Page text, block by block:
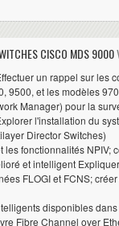
CISCO MDS 9000
un rappel sur les
9500, et les modèles
Manager) pour la
l'installation du
Director Switches)
les fonctionnalités NPIV;
et intelligent
FLOGI et FCNS;
disponibles
Fibre Channel over